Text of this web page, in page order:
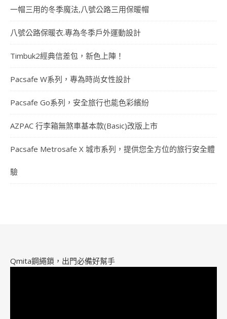
一帽三用的冬季魔法,八號公路三用保暖帽
八號公路保暖衣.專為冬季戶外運動設計
Timbuk2經典信差包，新色上陣！
Pacsafe W系列，專為時尚女性設計
Pacsafe Go系列，安全旅行也能色彩繽紛
AZPAC 行李箱無煞車基本款(Basic)改版上市
Pacsafe Metrosafe X 城市系列，提供您全方位的旅行安全體
驗
Qmita鋼繩鎖，出門必備好幫手